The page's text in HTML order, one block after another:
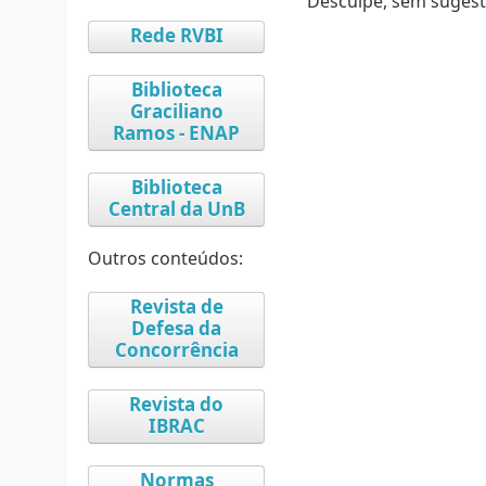
Rede RVBI
Biblioteca
Graciliano
Ramos - ENAP
Biblioteca
Central da UnB
Outros conteúdos:
Revista de
Defesa da
Concorrência
Revista do
IBRAC